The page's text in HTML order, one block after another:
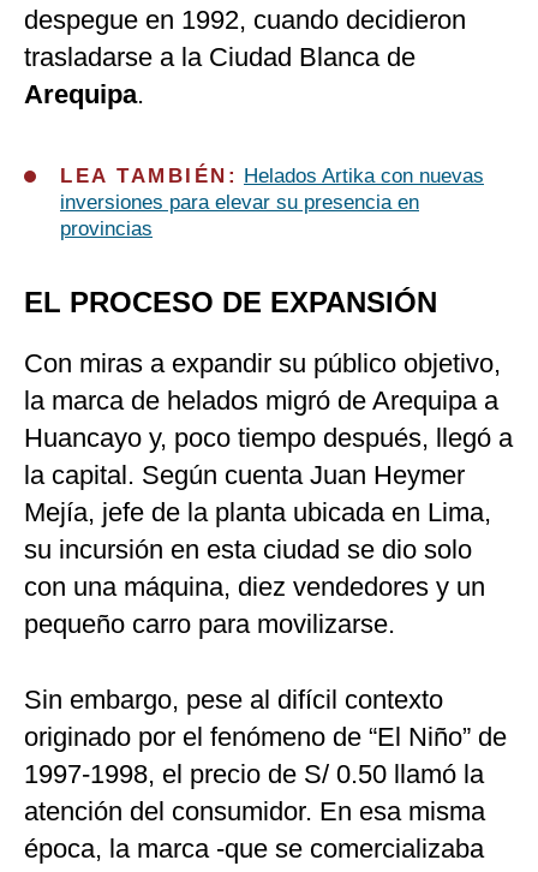
despegue en 1992, cuando decidieron
trasladarse a la Ciudad Blanca de
Arequipa.
LEA TAMBIÉN:
Helados Artika con nuevas
inversiones para elevar su presencia en
provincias
EL PROCESO DE EXPANSIÓN
Con miras a expandir su público objetivo,
la marca de helados migró de Arequipa a
Huancayo y, poco tiempo después, llegó a
la capital. Según cuenta Juan Heymer
Mejía, jefe de la planta ubicada en Lima,
su incursión en esta ciudad se dio solo
con una máquina, diez vendedores y un
pequeño carro para movilizarse.
Sin embargo, pese al difícil contexto
originado por el fenómeno de “El Niño” de
1997-1998, el precio de S/ 0.50 llamó la
atención del consumidor. En esa misma
época, la marca -que se comercializaba